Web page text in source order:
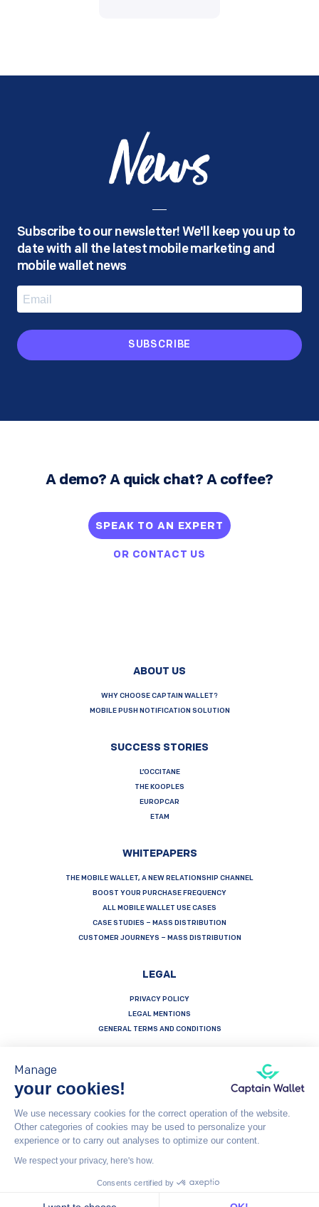
News
Subscribe to our newsletter! We'll keep you up to
date with all the latest mobile marketing and
mobile wallet news
SUBSCRIBE
A demo? A quick chat? A coffee?
SPEAK TO AN EXPERT
OR CONTACT US
ABOUT US
WHY CHOOSE CAPTAIN WALLET?
MOBILE PUSH NOTIFICATION SOLUTION
SUCCESS STORIES
L’OCCITANE
THE KOOPLES
EUROPCAR
ETAM
WHITEPAPERS
THE MOBILE WALLET, A NEW RELATIONSHIP CHANNEL
BOOST YOUR PURCHASE FREQUENCY
ALL MOBILE WALLET USE CASES
CASE STUDIES – MASS DISTRIBUTION
CUSTOMER JOURNEYS – MASS DISTRIBUTION
LEGAL
PRIVACY POLICY
LEGAL MENTIONS
GENERAL TERMS AND CONDITIONS
Français Español English
© Captain Wallet 2023General Terms and Conditions
Manage
your cookies!
We use necessary cookies for the correct operation of the website.
Other categories of cookies may be used to personalize your
experience or to carry out analyses to optimize our content.
We respect your privacy, here's how.
Consents certified by